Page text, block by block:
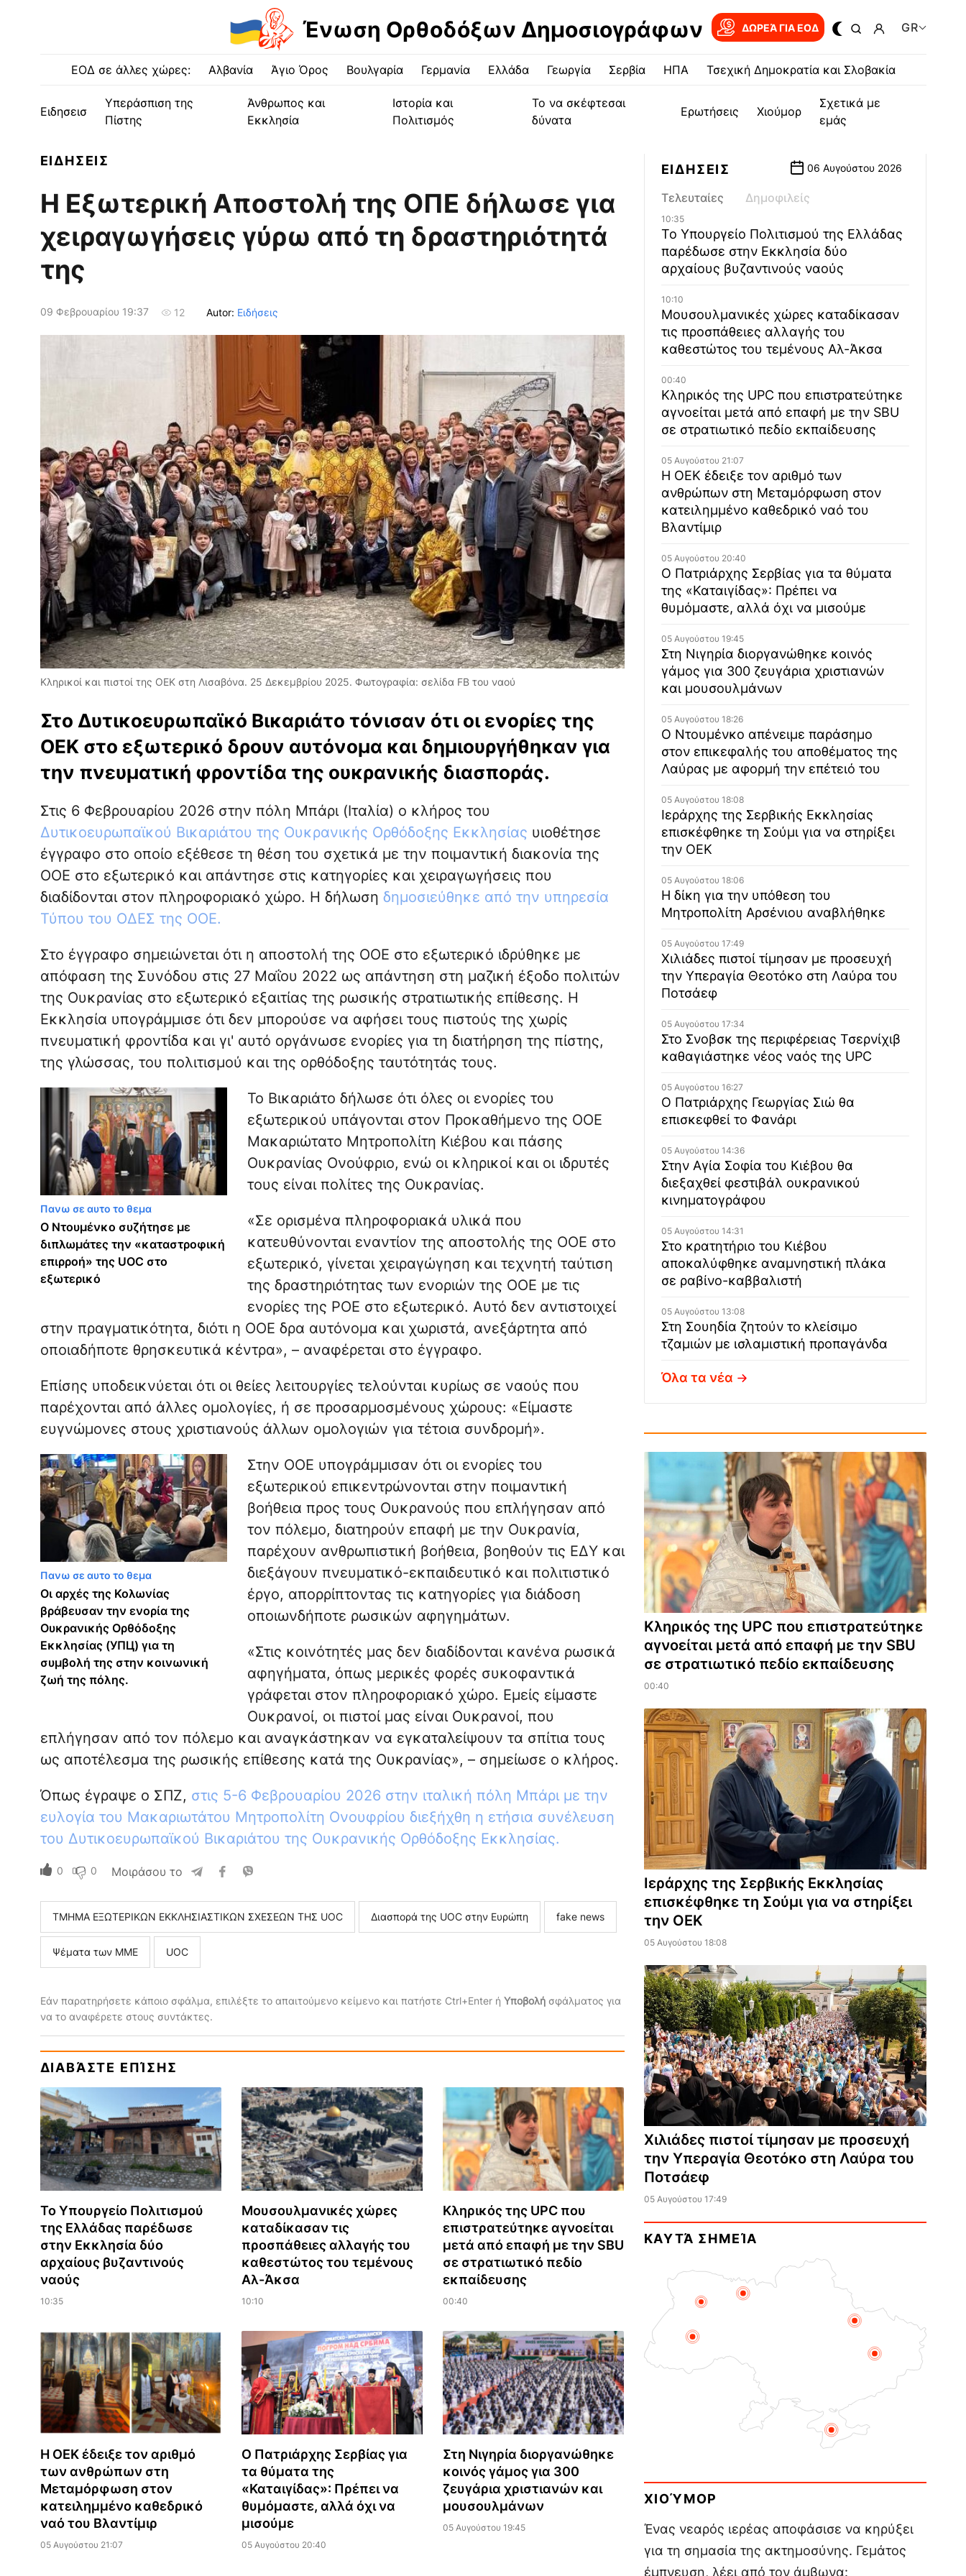
Ένωση Ορθοδόξων Δημοσιογράφων ΔΩΡΕΆ ΓΙΑ EOΔ GR
ΕΟΔ σε άλλες χώρες: Αλβανία Άγιο Όρος Βουλγαρία Γερμανία Ελλάδα Γεωργία Σερβία ΗΠΑ Τσεχική Δημοκρατία και Σλοβακία
Ειδησεισ
Υπεράσπιση της
Πίστης
Άνθρωπος και
Εκκλησία
Ιστορία και
Πολιτισμός
Το να σκέφτεσαι
δύνατα
Ερωτήσεις Χιούμορ
Σχετικά με
εμάς
ΕΙΔΗΣΕΙΣ
Η Εξωτερική Αποστολή της ΟΠΕ δήλωσε για
χειραγωγήσεις γύρω από τη δραστηριότητά
της
09 Φεβρουαρίου 19:37 12 Autor: Ειδήσεις
Κληρικοί και πιστοί της ΟΕΚ στη Λισαβόνα. 25 Δεκεμβρίου 2025. Φωτογραφία: σελίδα FB του ναού
Στο Δυτικοευρωπαϊκό Βικαριάτο τόνισαν ότι οι ενορίες της
ΟΕΚ στο εξωτερικό δρουν αυτόνομα και δημιουργήθηκαν για
την πνευματική φροντίδα της ουκρανικής διασποράς.
Στις 6 Φεβρουαρίου 2026 στην πόλη Μπάρι (Ιταλία) ο κλήρος του
Δυτικοευρωπαϊκού Βικαριάτου της Ουκρανικής Ορθόδοξης Εκκλησίας υιοθέτησε
έγγραφο στο οποίο εξέθεσε τη θέση του σχετικά με την ποιμαντική διακονία της
ΟΟΕ στο εξωτερικό και απάντησε στις κατηγορίες και χειραγωγήσεις που
διαδίδονται στον πληροφοριακό χώρο. Η δήλωση δημοσιεύθηκε από την υπηρεσία
Τύπου του ΟΔΕΣ της ΟΟΕ.
Στο έγγραφο σημειώνεται ότι η αποστολή της ΟΟΕ στο εξωτερικό ιδρύθηκε με
απόφαση της Συνόδου στις 27 Μαΐου 2022 ως απάντηση στη μαζική έξοδο πολιτών
της Ουκρανίας στο εξωτερικό εξαιτίας της ρωσικής στρατιωτικής επίθεσης. Η
Εκκλησία υπογράμμισε ότι δεν μπορούσε να αφήσει τους πιστούς της χωρίς
πνευματική φροντίδα και γι' αυτό οργάνωσε ενορίες για τη διατήρηση της πίστης,
της γλώσσας, του πολιτισμού και της ορθόδοξης ταυτότητάς τους.
Πανω σε αυτο το θεμα
Ο Ντουμένκο συζήτησε με
διπλωμάτες την «καταστροφική
επιρροή» της UOC στο
εξωτερικό
Το Βικαριάτο δήλωσε ότι όλες οι ενορίες του
εξωτερικού υπάγονται στον Προκαθήμενο της ΟΟΕ
Μακαριώτατο Μητροπολίτη Κιέβου και πάσης
Ουκρανίας Ονούφριο, ενώ οι κληρικοί και οι ιδρυτές
τους είναι πολίτες της Ουκρανίας.
«Σε ορισμένα πληροφοριακά υλικά που
κατευθύνονται εναντίον της αποστολής της ΟΟΕ στο
εξωτερικό, γίνεται χειραγώγηση και τεχνητή ταύτιση
της δραστηριότητας των ενοριών της ΟΟΕ με τις
ενορίες της ΡΟΕ στο εξωτερικό. Αυτό δεν αντιστοιχεί
στην πραγματικότητα, διότι η ΟΟΕ δρα αυτόνομα και χωριστά, ανεξάρτητα από
οποιαδήποτε θρησκευτικά κέντρα», – αναφέρεται στο έγγραφο.
Επίσης υποδεικνύεται ότι οι θείες λειτουργίες τελούνται κυρίως σε ναούς που
παρέχονται από άλλες ομολογίες, ή σε προσαρμοσμένους χώρους: «Είμαστε
ευγνώμονες στους χριστιανούς άλλων ομολογιών για τέτοια συνδρομή».
Πανω σε αυτο το θεμα
Οι αρχές της Κολωνίας
βράβευσαν την ενορία της
Ουκρανικής Ορθόδοξης
Εκκλησίας (УПЦ) για τη
συμβολή της στην κοινωνική
ζωή της πόλης.
Στην ΟΟΕ υπογράμμισαν ότι οι ενορίες του
εξωτερικού επικεντρώνονται στην ποιμαντική
βοήθεια προς τους Ουκρανούς που επλήγησαν από
τον πόλεμο, διατηρούν επαφή με την Ουκρανία,
παρέχουν ανθρωπιστική βοήθεια, βοηθούν τις ΕΔΥ και
διεξάγουν πνευματικό-εκπαιδευτικό και πολιτιστικό
έργο, απορρίπτοντας τις κατηγορίες για διάδοση
οποιωνδήποτε ρωσικών αφηγημάτων.
«Στις κοινότητές μας δεν διαδίδονται κανένα ρωσικά
αφηγήματα, όπως μερικές φορές συκοφαντικά
γράφεται στον πληροφοριακό χώρο. Εμείς είμαστε
Ουκρανοί, οι πιστοί μας είναι Ουκρανοί, που
επλήγησαν από τον πόλεμο και αναγκάστηκαν να εγκαταλείψουν τα σπίτια τους
ως αποτέλεσμα της ρωσικής επίθεσης κατά της Ουκρανίας», – σημείωσε ο κλήρος.
Όπως έγραψε ο ΣΠΖ, στις 5-6 Φεβρουαρίου 2026 στην ιταλική πόλη Μπάρι με την
ευλογία του Μακαριωτάτου Μητροπολίτη Ονουφρίου διεξήχθη η ετήσια συνέλευση
του Δυτικοευρωπαϊκού Βικαριάτου της Ουκρανικής Ορθόδοξης Εκκλησίας.
0 0 Μοιράσου το
ΤΜΗΜΑ ΕΞΩΤΕΡΙΚΩΝ ΕΚΚΛΗΣΙΑΣΤΙΚΩΝ ΣΧΕΣΕΩΝ ΤΗΣ UOC Διασπορά της UOC στην Ευρώπη fake news
Ψέματα των ΜΜΕ UOC
Εάν παρατηρήσετε κάποιο σφάλμα, επιλέξτε το απαιτούμενο κείμενο και πατήστε Ctrl+Enter ή Υποβολήσφάλματος για
να το αναφέρετε στους συντάκτες.
ΔΙΑΒΆΣΤΕ ΕΠΊΣΗΣ
Το Υπουργείο Πολιτισμού
της Ελλάδας παρέδωσε
στην Εκκλησία δύο
αρχαίους βυζαντινούς
ναούς
10:35
Μουσουλμανικές χώρες
καταδίκασαν τις
προσπάθειες αλλαγής του
καθεστώτος του τεμένους
Αλ-Άκσα
10:10
Κληρικός της UPC που
επιστρατεύτηκε αγνοείται
μετά από επαφή με την SBU
σε στρατιωτικό πεδίο
εκπαίδευσης
00:40
Η ΟΕΚ έδειξε τον αριθμό
των ανθρώπων στη
Μεταμόρφωση στον
κατειλημμένο καθεδρικό
ναό του Βλαντίμιρ
05 Αυγούστου 21:07
Ο Πατριάρχης Σερβίας για
τα θύματα της
«Καταιγίδας»: Πρέπει να
θυμόμαστε, αλλά όχι να
μισούμε
05 Αυγούστου 20:40
Στη Νιγηρία διοργανώθηκε
κοινός γάμος για 300
ζευγάρια χριστιανών και
μουσουλμάνων
05 Αυγούστου 19:45
ΕΙΔΗΣΕΙΣ 06 Αυγούστου 2026
Τελευταίες Δημοφιλείς
10:35
Το Υπουργείο Πολιτισμού της Ελλάδας
παρέδωσε στην Εκκλησία δύο
αρχαίους βυζαντινούς ναούς
10:10
Μουσουλμανικές χώρες καταδίκασαν
τις προσπάθειες αλλαγής του
καθεστώτος του τεμένους Αλ-Άκσα
00:40
Κληρικός της UPC που επιστρατεύτηκε
αγνοείται μετά από επαφή με την SBU
σε στρατιωτικό πεδίο εκπαίδευσης
05 Αυγούστου 21:07
Η ΟΕΚ έδειξε τον αριθμό των
ανθρώπων στη Μεταμόρφωση στον
κατειλημμένο καθεδρικό ναό του
Βλαντίμιρ
05 Αυγούστου 20:40
Ο Πατριάρχης Σερβίας για τα θύματα
της «Καταιγίδας»: Πρέπει να
θυμόμαστε, αλλά όχι να μισούμε
05 Αυγούστου 19:45
Στη Νιγηρία διοργανώθηκε κοινός
γάμος για 300 ζευγάρια χριστιανών
και μουσουλμάνων
05 Αυγούστου 18:26
Ο Ντουμένκο απένειμε παράσημο
στον επικεφαλής του αποθέματος της
Λαύρας με αφορμή την επέτειό του
05 Αυγούστου 18:08
Ιεράρχης της Σερβικής Εκκλησίας
επισκέφθηκε τη Σούμι για να στηρίξει
την ΟΕΚ
05 Αυγούστου 18:06
Η δίκη για την υπόθεση του
Μητροπολίτη Αρσένιου αναβλήθηκε
05 Αυγούστου 17:49
Χιλιάδες πιστοί τίμησαν με προσευχή
την Υπεραγία Θεοτόκο στη Λαύρα του
Ποτσάεφ
05 Αυγούστου 17:34
Στο Σνοβσκ της περιφέρειας Τσερνίχιβ
καθαγιάστηκε νέος ναός της UPC
05 Αυγούστου 16:27
Ο Πατριάρχης Γεωργίας Σιώ θα
επισκεφθεί το Φανάρι
05 Αυγούστου 14:36
Στην Αγία Σοφία του Κιέβου θα
διεξαχθεί φεστιβάλ ουκρανικού
κινηματογράφου
05 Αυγούστου 14:31
Στο κρατητήριο του Κιέβου
αποκαλύφθηκε αναμνηστική πλάκα
σε ραβίνο-καββαλιστή
05 Αυγούστου 13:08
Στη Σουηδία ζητούν το κλείσιμο
τζαμιών με ισλαμιστική προπαγάνδα
Όλα τα νέα
Κληρικός της UPC που επιστρατεύτηκε
αγνοείται μετά από επαφή με την SBU
σε στρατιωτικό πεδίο εκπαίδευσης
00:40
Ιεράρχης της Σερβικής Εκκλησίας
επισκέφθηκε τη Σούμι για να στηρίξει
την ΟΕΚ
05 Αυγούστου 18:08
Χιλιάδες πιστοί τίμησαν με προσευχή
την Υπεραγία Θεοτόκο στη Λαύρα του
Ποτσάεφ
05 Αυγούστου 17:49
ΚΑΥΤΆ ΣΗΜΕΊΑ
ΧΙΟΎΜΟΡ
Ένας νεαρός ιερέας αποφάσισε να κηρύξει
για τη σημασία της ακτημοσύνης. Γεμάτος
έμπνευση, λέει από τον άμβωνα: